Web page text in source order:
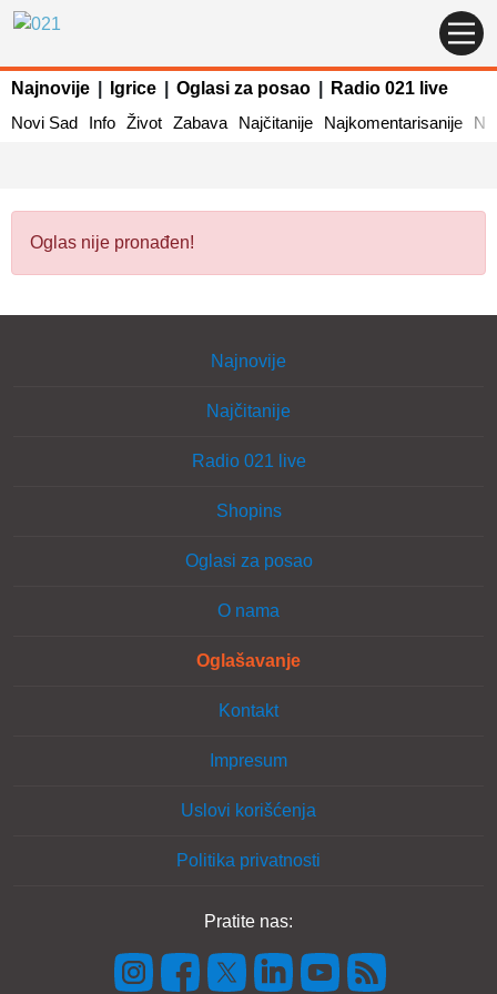
Najnovije Igrice Oglasi za posao
Radio 021 live
Novi Sad
Info Život Zabava Najčitanije Najkomentarisanije
Oglas nije pronađen!
Najnovije
Najčitanije
Radio 021 live
Shopins
Oglasi za posao
O nama
Oglašavanje
Kontakt
Impresum
Uslovi korišćenja
Politika privatnosti
Pratite nas: